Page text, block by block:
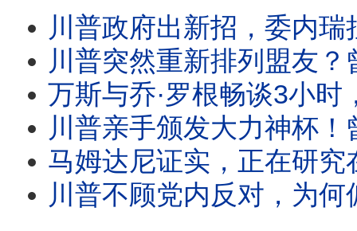
川普政府出新招，委内瑞拉首轮民主过渡谈判8月1日启动。卢比奥
川普突然重新排列盟友？曾反对他的英国新首相获公开称赞，加拿大却遭
万斯与乔·罗根畅谈3小时，究竟想告诉美国什么？年轻人买不起房
川普亲手颁发大力神杯！曾不懂足球的他，为何突然谈起梅西、C罗头头是道？原来
马姆达尼证实，正在研究在纽约逮捕以色列总理。民主党裂痕扩大。川普邀北
川普不顾党内反对，为何偏偏背书枕头哥竞选州长？西雅图检察官就职不到1小